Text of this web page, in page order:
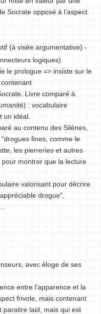
Socrate opposé à l’aspect
(à visée argumentative) -
logiques)
le prologue => insiste sur le
Livre comparé à
: vocabulaire
un idéal.
au contenu des Silènes,
fines, comme le
les pierreries et autres
montrer que la lecture
valorisant pour décrire
drogue",
avec éloge de ses
entre l'apparence et la
frivole, mais contenant
paraitre laid, mais qui est